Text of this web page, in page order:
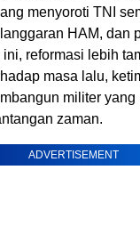
menyoroti TNI
HAM, dan
reformasi lebih
masa lalu,
militer yang
zaman.
ADVERTISEMENT